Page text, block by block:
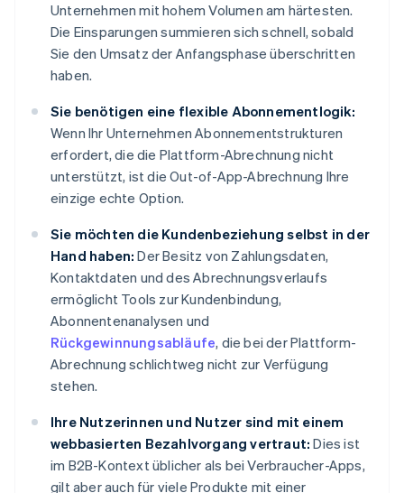
Unternehmen mit hohem Volumen am härtesten.
Die Einsparungen summieren sich schnell, sobald
Sie den Umsatz der Anfangsphase überschritten
haben.
Sie benötigen eine flexible Abonnementlogik:
Wenn Ihr Unternehmen Abonnementstrukturen
erfordert, die die Plattform-Abrechnung nicht
unterstützt, ist die Out-of-App-Abrechnung Ihre
einzige echte Option.
Sie möchten die Kundenbeziehung selbst in der
Hand haben: Der Besitz von Zahlungsdaten,
Kontaktdaten und des Abrechnungsverlaufs
ermöglicht Tools zur Kundenbindung,
Abonnentenanalysen und
Rückgewinnungsabläufe, die bei der Plattform-
Abrechnung schlichtweg nicht zur Verfügung
stehen.
Ihre Nutzerinnen und Nutzer sind mit einem
webbasierten Bezahlvorgang vertraut: Dies ist
im B2B-Kontext üblicher als bei Verbraucher-Apps,
gilt aber auch für viele Produkte mit einer